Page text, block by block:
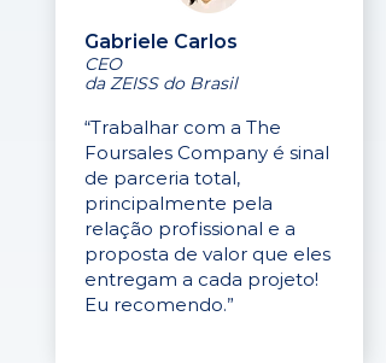
Gabriele Carlos
CEO
da ZEISS do Brasil
“Trabalhar com a The
Foursales Company é sinal
de parceria total,
principalmente pela
relação profissional e a
proposta de valor que eles
entregam a cada projeto!
Eu recomendo.”